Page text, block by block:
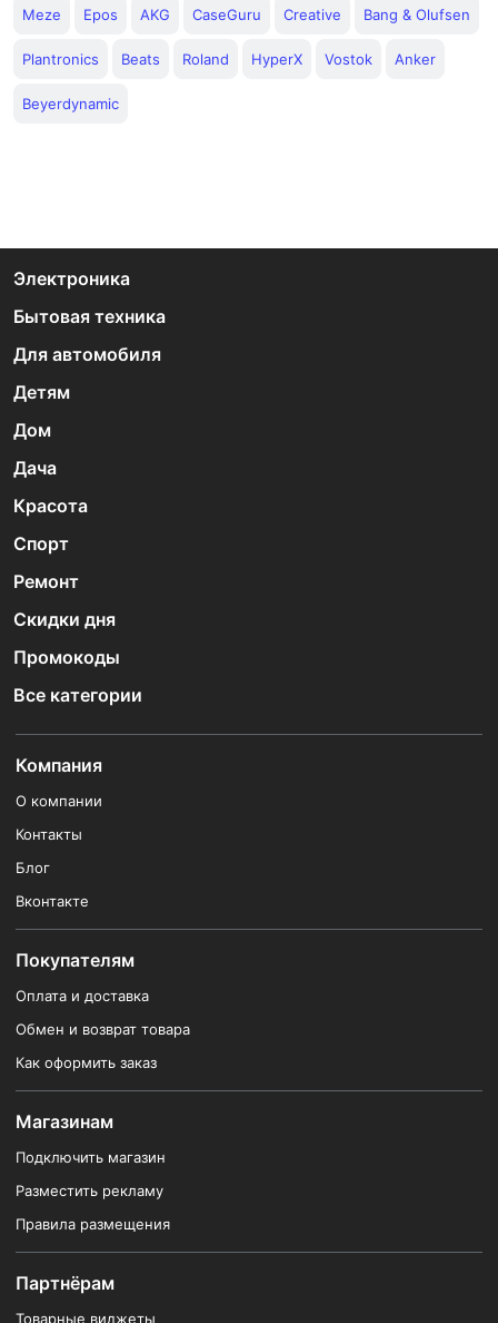
Meze Epos AKG CaseGuru Creative Bang & Olufsen
Plantronics Beats Roland HyperX Vostok Anker
Beyerdynamic
Электроника
Бытовая техника
Для автомобиля
Детям
Дом
Дача
Красота
Спорт
Ремонт
Скидки дня
Промокоды
Все категории
Компания
О компании
Контакты
Блог
Вконтакте
Покупателям
Оплата и доставка
Обмен и возврат товара
Как оформить заказ
Магазинам
Подключить магазин
Разместить рекламу
Правила размещения
Партнёрам
Товарные виджеты